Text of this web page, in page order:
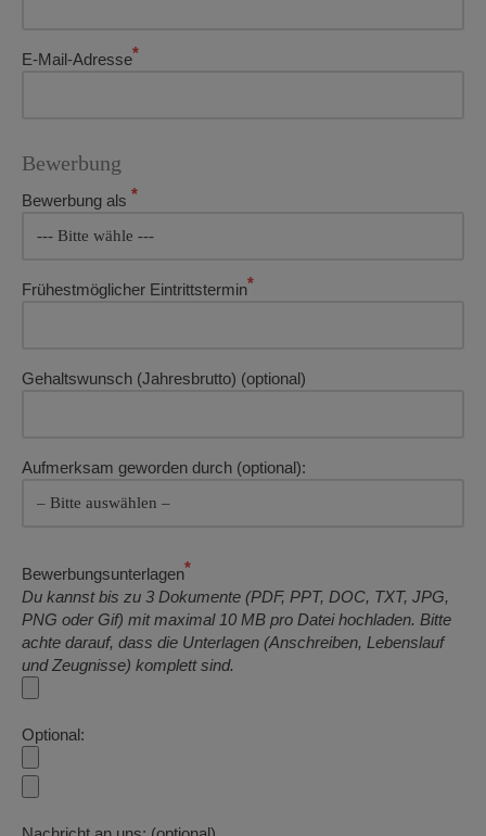
E-Mail-Adresse*
Bewerbung
Bewerbung als *
Frühestmöglicher Eintrittstermin*
Gehaltswunsch (Jahresbrutto) (optional)
Aufmerksam geworden durch (optional):
Bewerbungsunterlagen*
Du kannst bis zu 3 Dokumente (PDF, PPT, DOC, TXT, JPG,
PNG oder Gif) mit maximal 10 MB pro Datei hochladen. Bitte
achte darauf, dass die Unterlagen (Anschreiben, Lebenslauf
und Zeugnisse) komplett sind.
Optional: